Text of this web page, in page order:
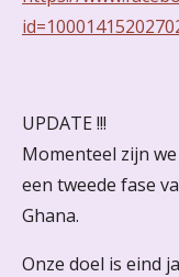
UPDATE !!!
Momenteel zijn
een tweede fase
Ghana.
Onze doel is eind